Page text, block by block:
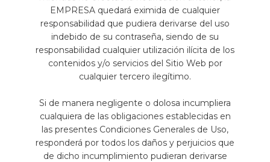
EMPRESA quedará eximida de cualquier
responsabilidad que pudiera derivarse del uso
indebido de su contraseña, siendo de su
responsabilidad cualquier utilización ilícita de los
contenidos y/o servicios del Sitio Web por
cualquier tercero ilegítimo.
Si de manera negligente o dolosa incumpliera
cualquiera de las obligaciones establecidas en
las presentes Condiciones Generales de Uso,
responderá por todos los daños y perjuicios que
de dicho incumplimiento pudieran derivarse